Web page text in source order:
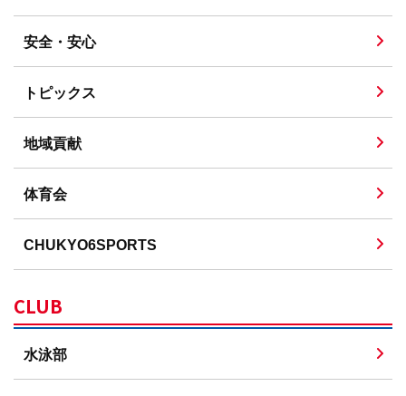
安全・安心
トピックス
地域貢献
体育会
CHUKYO6SPORTS
CLUB
水泳部